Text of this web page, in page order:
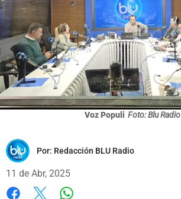
Voz Populi Foto: Blu Radio
Por: Redacción BLU Radio
11 de Abr, 2025